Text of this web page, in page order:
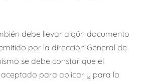
debe llevar algún documento
por la dirección General de
se debe constar que el
para aplicar y para la